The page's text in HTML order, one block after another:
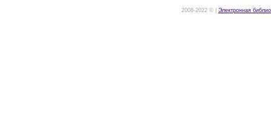
2008-2022 © | Электронная